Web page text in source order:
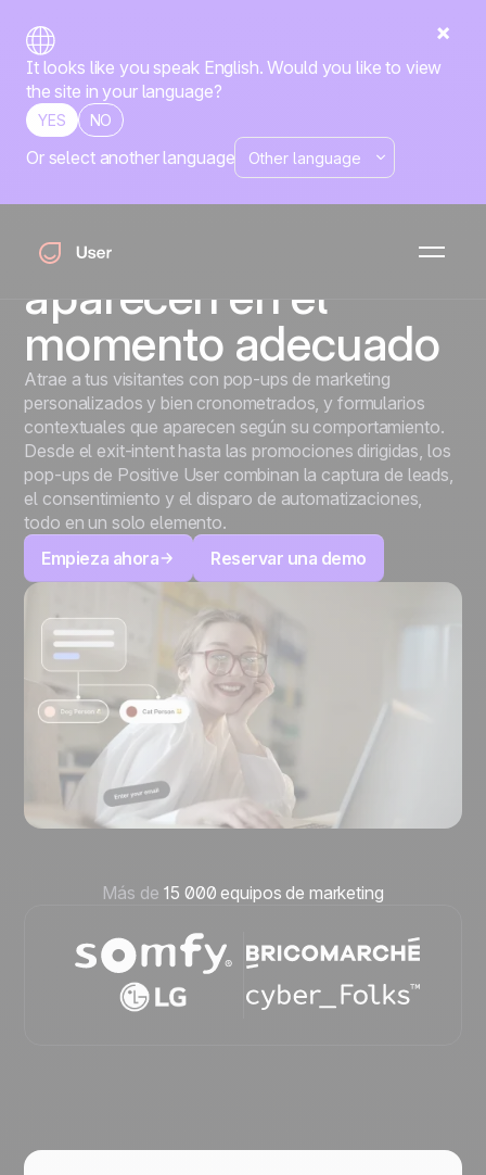
It looks like you speak English. Would you like to view
the site in your language?
YES NO
Or select another language
Pop-ups
Capta leads con
pop-ups que
aparecen en el
momento adecuado
Atrae a tus visitantes con pop-ups de marketing
personalizados y bien cronometrados, y formularios
contextuales que aparecen según su comportamiento.
Desde el exit-intent hasta las promociones dirigidas, los
pop-ups de Positive User combinan la captura de leads,
el consentimiento y el disparo de automatizaciones,
todo en un solo elemento.
Empieza ahora
Reservar una demo
Más de 15 000 equipos de marketing